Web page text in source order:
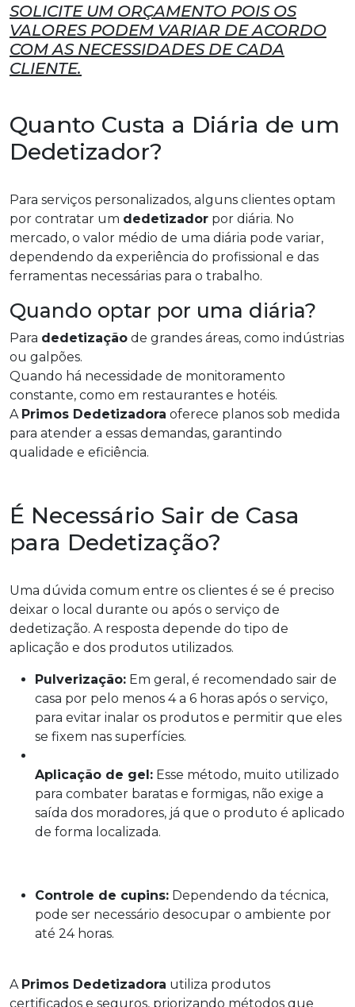
SOLICITE UM ORÇAMENTO POIS OS
VALORES PODEM VARIAR DE ACORDO
COM AS NECESSIDADES DE CADA
CLIENTE.
Quanto Custa a Diária de um
Dedetizador?
Para serviços personalizados, alguns clientes optam
por contratar um dedetizador por diária. No
mercado, o valor médio de uma diária pode variar,
dependendo da experiência do profissional e das
ferramentas necessárias para o trabalho.
Quando optar por uma diária?
Para dedetização de grandes áreas, como indústrias
ou galpões.
Quando há necessidade de monitoramento
constante, como em restaurantes e hotéis.
A Primos Dedetizadora oferece planos sob medida
para atender a essas demandas, garantindo
qualidade e eficiência.
É Necessário Sair de Casa
para Dedetização?
Uma dúvida comum entre os clientes é se é preciso
deixar o local durante ou após o serviço de
dedetização. A resposta depende do tipo de
aplicação e dos produtos utilizados.
Pulverização: Em geral, é recomendado sair de
casa por pelo menos 4 a 6 horas após o serviço,
para evitar inalar os produtos e permitir que eles
se fixem nas superfícies.
Aplicação de gel: Esse método, muito utilizado
para combater baratas e formigas, não exige a
saída dos moradores, já que o produto é aplicado
de forma localizada.
Controle de cupins: Dependendo da técnica,
pode ser necessário desocupar o ambiente por
até 24 horas.
A Primos Dedetizadora utiliza produtos
certificados e seguros, priorizando métodos que